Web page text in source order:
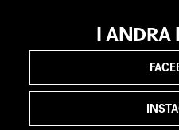
I ANDRA